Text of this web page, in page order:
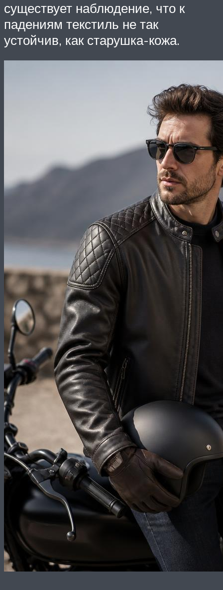
существует наблюдение, что к
падениям текстиль не так
устойчив, как старушка-кожа.